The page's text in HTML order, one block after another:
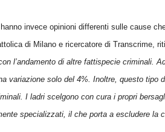
invece opinioni differenti sulle cause
di Milano e ricercatore di Transcrime,
l’andamento di altre fattispecie criminali.
variazione solo del 4%. Inoltre, questo tipo
I ladri scelgono con cura i propri
specializzati, il che porta a escludere la